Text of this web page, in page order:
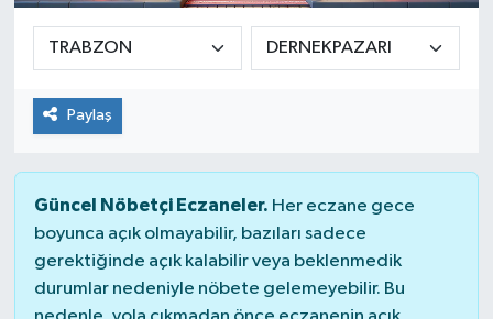
Paylaş
Güncel Nöbetçi Eczaneler. Her eczane gece
boyunca açık olmayabilir, bazıları sadece
gerektiğinde açık kalabilir veya beklenmedik
durumlar nedeniyle nöbete gelemeyebilir. Bu